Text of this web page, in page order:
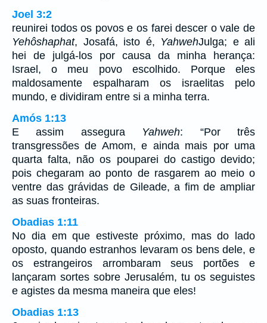
Joel 3:2
reunirei todos os povos e os farei descer o vale de
Yehôshaphat, Josafá, isto é, YahwehJulga; e ali
hei de julgá-los por causa da minha herança:
Israel, o meu povo escolhido. Porque eles
maldosamente espalharam os israelitas pelo
mundo, e dividiram entre si a minha terra.
Amós 1:13
E assim assegura Yahweh: “Por três
transgressões de Amom, e ainda mais por uma
quarta falta, não os pouparei do castigo devido;
pois chegaram ao ponto de rasgarem ao meio o
ventre das grávidas de Gileade, a fim de ampliar
as suas fronteiras.
Obadias 1:11
No dia em que estiveste próximo, mas do lado
oposto, quando estranhos levaram os bens dele, e
os estrangeiros arrombaram seus portões e
lançaram sortes sobre Jerusalém, tu os seguistes
e agistes da mesma maneira que eles!
Obadias 1:13